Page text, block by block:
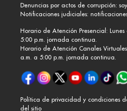
Denuncias por actos de corrupción:
Notificaciones judiciales:
Horario de Atención Presencial:
5:00 p.m. jornada continua.
Horario de Atención Canales
a.m. a 5:00 p.m. jornada continua.
Política de privacidad y condiciones
del sitio